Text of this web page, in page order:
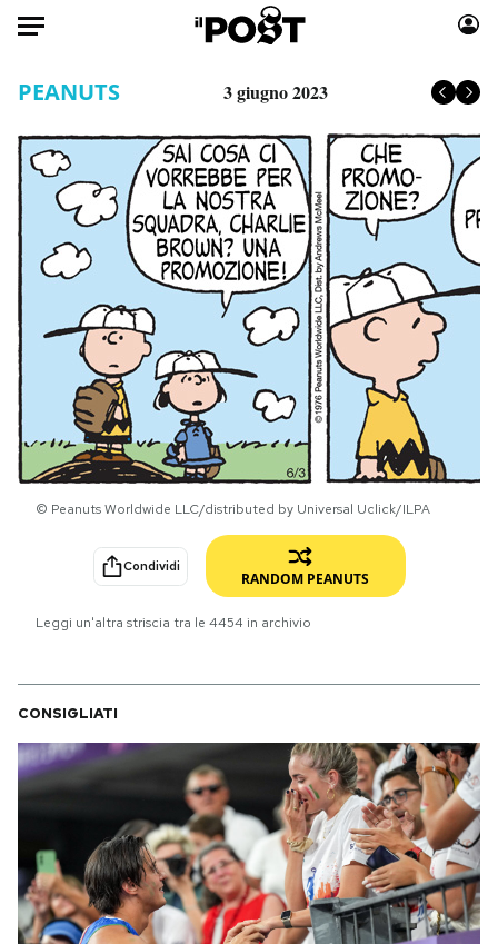
HOME
Italia
Mondo
Politica
Tecnologia
Internet
Scienza
Cultura
Economia
Sport
Moda
Libri
Consumismi
Storie/Idee
Ok Boomer!
Media
Europa
Altrecose
Mondiali calcio 2026
PODCAST
NEWSLETTER
I MIEI PREFERITI
SHOP
CALENDARIO
AREA PERSONALE
PEANUTS 3 giugno 2023
© Peanuts Worldwide LLC/distributed by Universal Uclick/ILPA
Condividi
RANDOM PEANUTS
Leggi un'altra striscia tra le 4454 in archivio
CONSIGLIATI